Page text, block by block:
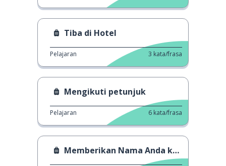
Tiba di Hotel
Pelajaran 3 kata/frasa
Mengikuti petunjuk
Pelajaran 6 kata/frasa
Memberikan Nama Anda kepada Resepsionis